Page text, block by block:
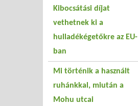
Kibocsátási díjat
vethetnek ki a
hulladékégetőkre az EU-
ban
Mi történik a használt
ruhánkkal, miután a
Mohu utcai